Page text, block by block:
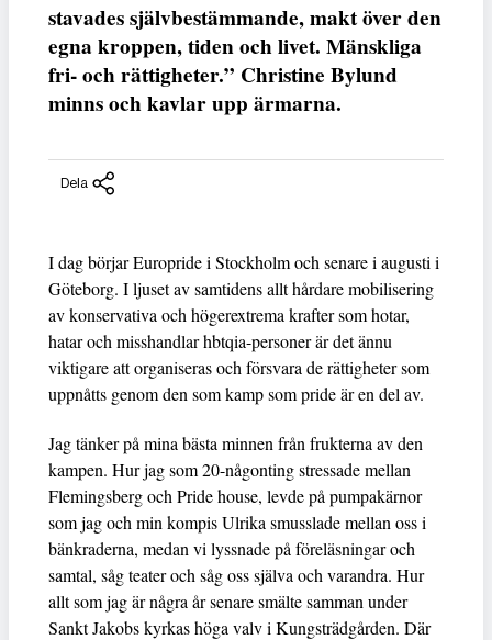
stavades självbestämmande, makt över den
egna kroppen, tiden och livet. Mänskliga
fri- och rättigheter.” Christine Bylund
minns och kavlar upp ärmarna.
Dela
I dag börjar Europride i Stockholm och senare i augusti i
Göteborg. I ljuset av samtidens allt hårdare mobilisering
av konservativa och högerextrema krafter som hotar,
hatar och misshandlar hbtqia-personer är det ännu
viktigare att organiseras och försvara de rättigheter som
uppnåtts genom den som kamp som pride är en del av.
Jag tänker på mina bästa minnen från frukterna av den
kampen. Hur jag som 20-någonting stressade mellan
Flemingsberg och Pride house, levde på pumpakärnor
som jag och min kompis Ulrika smusslade mellan oss i
bänkraderna, medan vi lyssnade på föreläsningar och
samtal, såg teater och såg oss själva och varandra. Hur
allt som jag är några år senare smälte samman under
Sankt Jakobs kyrkas höga valv i Kungsträdgården. Där